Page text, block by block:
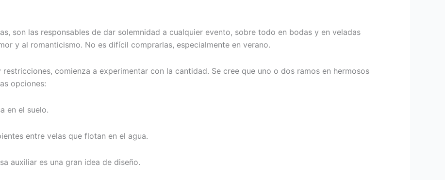
son las responsables de dar solemnidad a cualquier evento, sobre todo en bodas y en veladas
y al romanticismo. No es difícil comprarlas, especialmente en verano.
restricciones, comienza a experimentar con la cantidad. Se cree que uno o dos ramos en hermosos
opciones:
en el suelo.
entre velas que flotan en el agua.
auxiliar es una gran idea de diseño.